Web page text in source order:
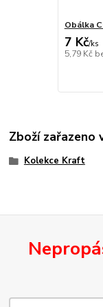
Obálka
7 Kč/ks
5,79 Kč
Zboží zařazeno
Kolekce Kraft